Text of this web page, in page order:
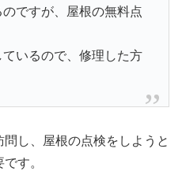
のですが、屋根の無料点
ているので、修理した方
し、屋根の点検をしようと
す。